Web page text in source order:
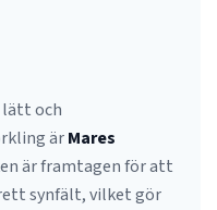
lätt och
ärMares
är framtagen för att
synfält, vilket gör